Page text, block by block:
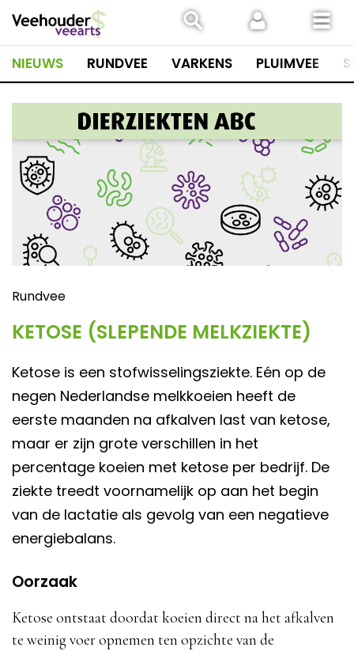
naar
inhoud
NIEUWS RUNDVEE VARKENS PLUIMVEE
Rundvee
KETOSE (SLEPENDE MELKZIEKTE)
Ketose is een stofwisselingsziekte. Eén op de
negen Nederlandse melkkoeien heeft de
eerste maanden na afkalven last van ketose,
maar er zijn grote verschillen in het
percentage koeien met ketose per bedrijf. De
ziekte treedt voornamelijk op aan het begin
van de lactatie als gevolg van een negatieve
energiebalans.
Oorzaak
Ketose ontstaat doordat koeien direct na het afkalven
te weinig voer opnemen ten opzichte van de